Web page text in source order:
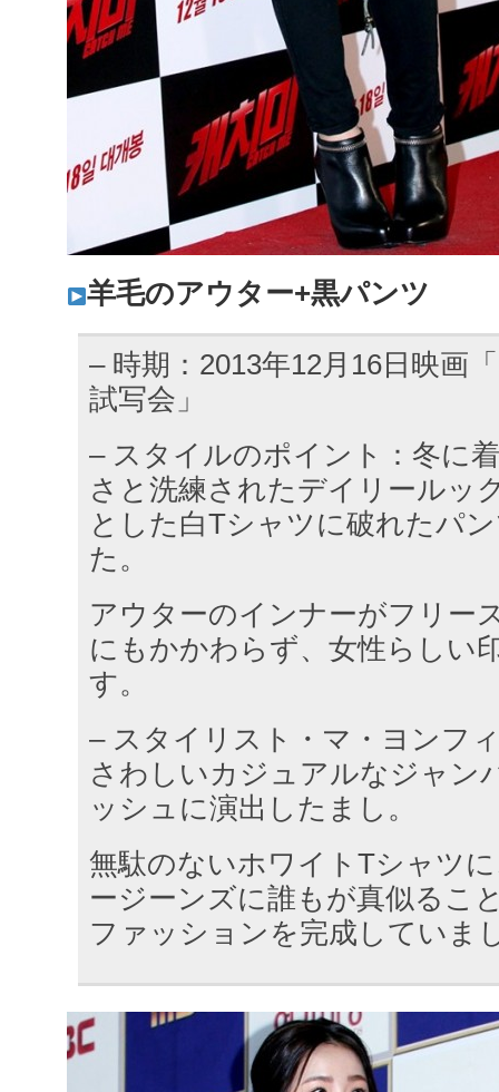
羊毛のアウター+黒パンツ
– 時期：2013年12月16日映画
試写会」
– スタイルのポイント：冬に
さと洗練されたデイリールッ
とした白Tシャツに破れたパ
た。
アウターのインナーがフリー
にもかかわらず、女性らしい
す。
– スタイリスト・マ・ヨンフ
さわしいカジュアルなジャン
ッシュに演出したまし。
無駄のないホワイトTシャツ
ージーンズに誰もが真似るこ
ファッションを完成していま